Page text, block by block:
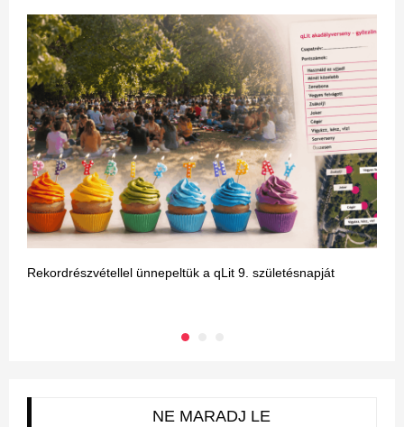
Rekordrészvétellel ünnepeltük a qLit 9. születésnapját
NE MARADJ LE